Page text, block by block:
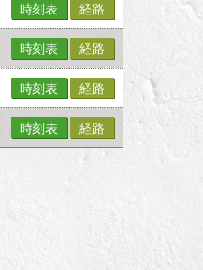
時刻表 経路
時刻表 経路
時刻表 経路
時刻表 経路